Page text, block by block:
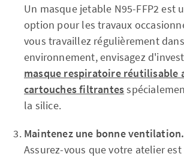
Un masque jetable N95-FFP2 est
option pour les travaux
vous travaillez régulièrement
environnement, envisagez
masque respiratoire réutilisable
cartouches filtrantes
la silice.
Maintenez une bonne ventilation.
Assurez-vous que votre atelier